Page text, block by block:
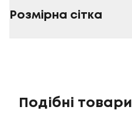
Розмірна сітка
Подібні товари